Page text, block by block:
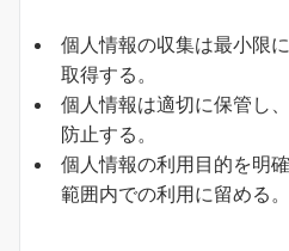
個人情報の収集は最小限
取得する。
個人情報は適切に保管し
防止する。
個人情報の利用目的を明
範囲内での利用に留める。